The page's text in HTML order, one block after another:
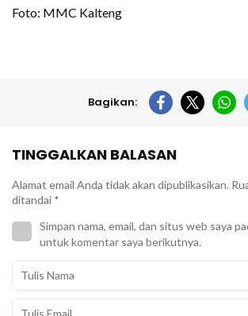
Foto: MMC Kalteng
Bagikan:
TINGGALKAN BALASAN
Alamat email Anda tidak akan dipublikasikan.
ditandai *
Simpan nama, email, dan situs web saya
untuk komentar saya berikutnya.